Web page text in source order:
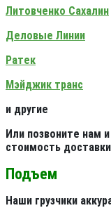
Литовченко Сахалин
Деловые Линии
Ратек
Мэйджик транс
и другие
Или позвоните нам
стоимость
Подъем
Наши грузчики